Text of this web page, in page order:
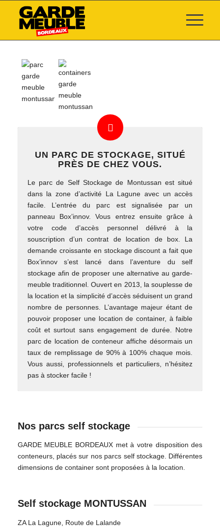
UN PARC DE STOCKAGE, SITUÉ
PRÈS DE CHEZ VOUS.
Le parc de Self Stockage de Montussan est situé
dans la zone d’activité La Lagune avec un accès
facile. L’entrée du parc est signalisée par un
panneau Box’innov. Vous entrez ensuite grâce à
votre code d’accès personnel délivré à la
souscription d’un contrat de location de box. La
demande croissante en stockage discount a fait que
Box’innov s’est lancé dans l’aventure du self
stockage afin de proposer une alternative au garde-
meuble traditionnel. Ouvert en 2013, la souplesse de
la location et la simplicité d’accès séduisent un grand
nombre de personnes. L’avantage majeur étant de
pouvoir proposer une location de container, à faible
coût et surtout sans engagement de durée. Notre
parc de location de conteneur affiche désormais un
taux de remplissage de 90% à 100% chaque mois.
Vous aussi, professionnels et particuliers, n’hésitez
pas à stocker facile !
Nos parcs self stockage
GARDE MEUBLE BORDEAUX met à votre disposition des
conteneurs, placés sur nos parcs self stockage. Différentes
dimensions de container sont proposées à la location.
Self stockage MONTUSSAN
ZA La Lagune, Route de Lalande